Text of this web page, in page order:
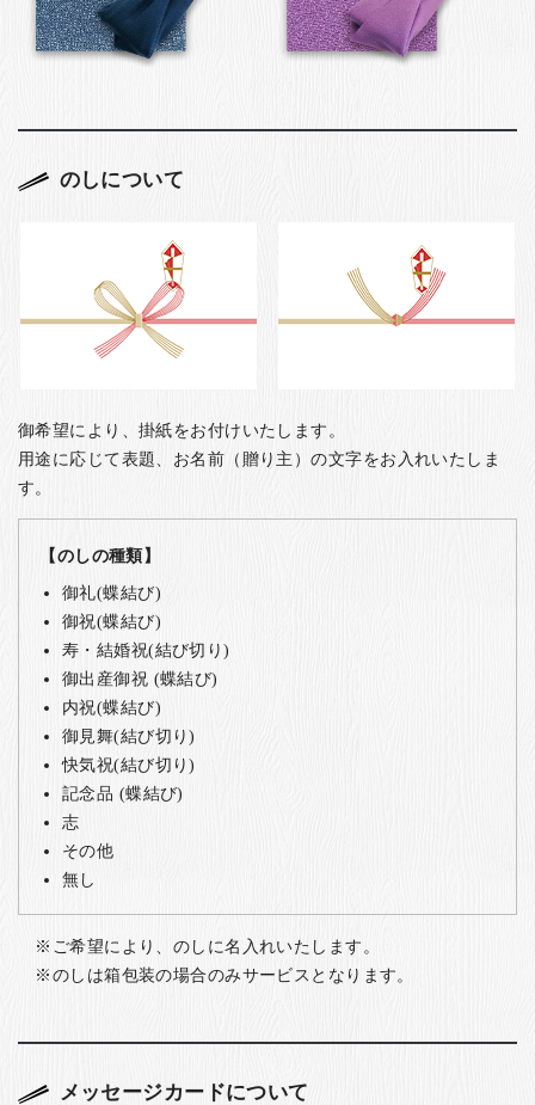
のしについて
御希望により、掛紙をお付けいたします。
用途に応じて表題、お名前（贈り主）の文字をお入れいたしま
す。
【のしの種類】
御礼(蝶結び)
御祝(蝶結び)
寿・結婚祝(結び切り)
御出産御祝 (蝶結び)
内祝(蝶結び)
御見舞(結び切り)
快気祝(結び切り)
記念品 (蝶結び)
志
その他
無し
ご希望により、のしに名入れいたします。
のしは箱包装の場合のみサービスとなります。
メッセージカードについて